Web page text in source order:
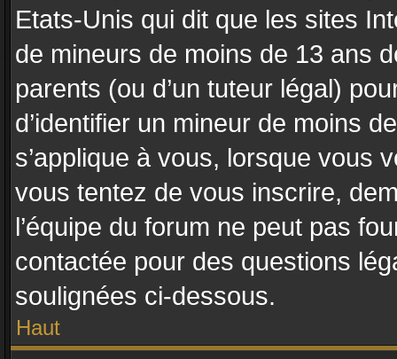
Etats-Unis qui dit que les sites
de mineurs de moins de 13 ans
parents (ou d’un tuteur légal)
d’identifier un mineur de moins
s’applique à vous, lorsque vous
vous tentez de vous inscrire,
l’équipe du forum ne peut pas
contactée pour des questions
soulignées ci-dessous.
Haut